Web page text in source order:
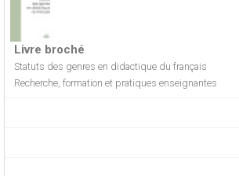
Livre broché
Statuts des genres en didactique du français
Recherche, formation et pratiques enseignantes